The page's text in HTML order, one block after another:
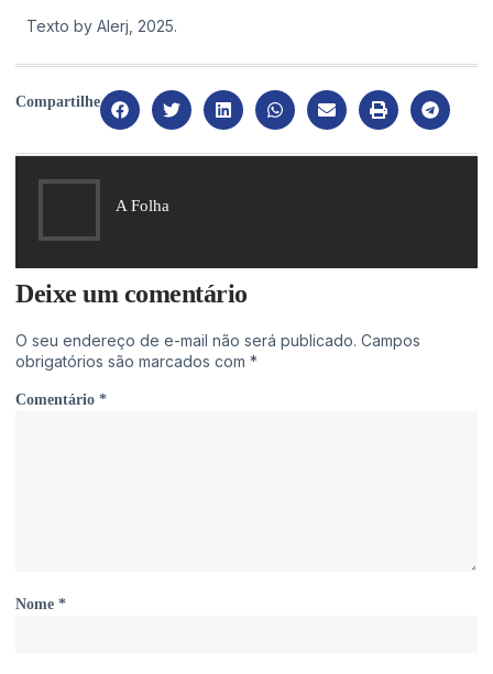
Texto by Alerj, 2025.
Compartilhe
A Folha
Deixe um comentário
O seu endereço de e-mail não será publicado. Campos
obrigatórios são marcados com *
Comentário *
Nome *